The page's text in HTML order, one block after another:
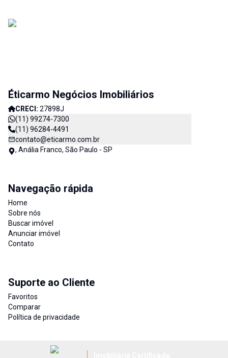
Éticarmo Negócios Imobiliários
CRECI: 27898J
(11) 99274-7300
(11) 96284-4491
contato@eticarmo.com.br
, Anália Franco, São Paulo - SP
Navegação rápida
Home
Sobre nós
Buscar imóvel
Anunciar imóvel
Contato
Suporte ao Cliente
Favoritos
Comparar
Política de privacidade